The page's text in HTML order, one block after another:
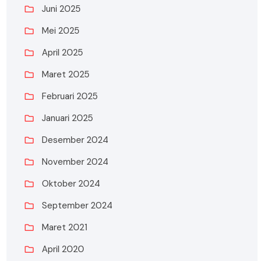
Juni 2025
Mei 2025
April 2025
Maret 2025
Februari 2025
Januari 2025
Desember 2024
November 2024
Oktober 2024
September 2024
Maret 2021
April 2020